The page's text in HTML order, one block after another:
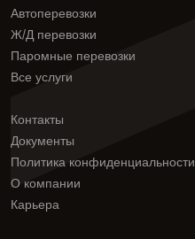
Автоперевозки
Ж/Д перевозки
Паромные перевозки
Все услуги
Контакты
Документы
Политика конфиденциальности
О компании
Карьера